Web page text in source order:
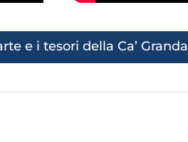
e i tesori della Ca’ Granda